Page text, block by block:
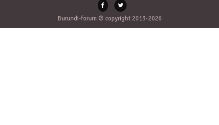
Burundi-forum © copyright 2013-2026